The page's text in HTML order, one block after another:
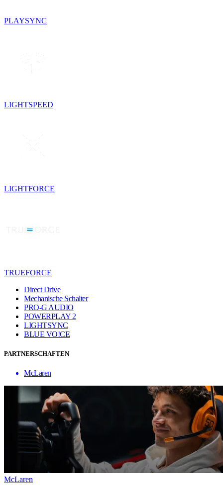
PLAYSYNC
LIGHTSPEED
LIGHTFORCE
TRUEFORCE
Direct Drive
Mechanische Schalter
PRO-G AUDIO
POWERPLAY 2
LIGHTSYNC
BLUE VO!CE
PARTNERSCHAFTEN
McLaren
McLaren